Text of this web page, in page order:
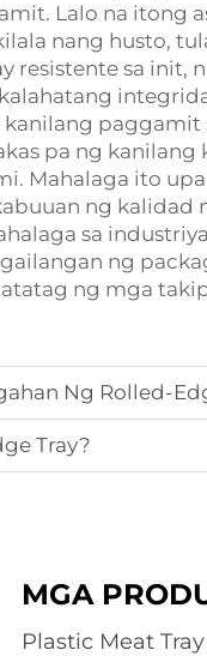
Lalo na itong
nang husto,
resistente sa
kanilang
pa ng
Mahalaga ito
ng kalidad
sa
ng
ng mga
Ng Rolled-
Tray?
MGA
Plastic Meat Tray